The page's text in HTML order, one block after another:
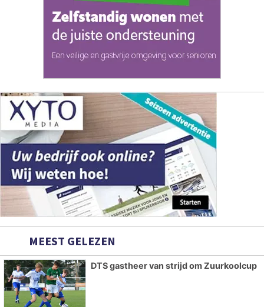
MEEST GELEZEN
DTS gastheer van strijd om Zuurkoolcup